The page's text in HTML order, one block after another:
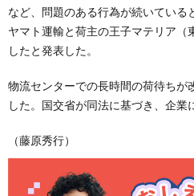
など、問題のある行為が続いている
ヤマト運輸と荷主の王子マテリア
したと発表した。
物流センターでの長時間の荷待ちが
した。国交省が同法に基づき、企業
（藤原秀行）